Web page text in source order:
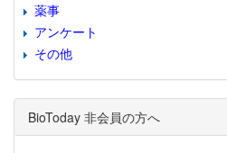
薬事
アンケート
その他
BioToday 非会員の方へ